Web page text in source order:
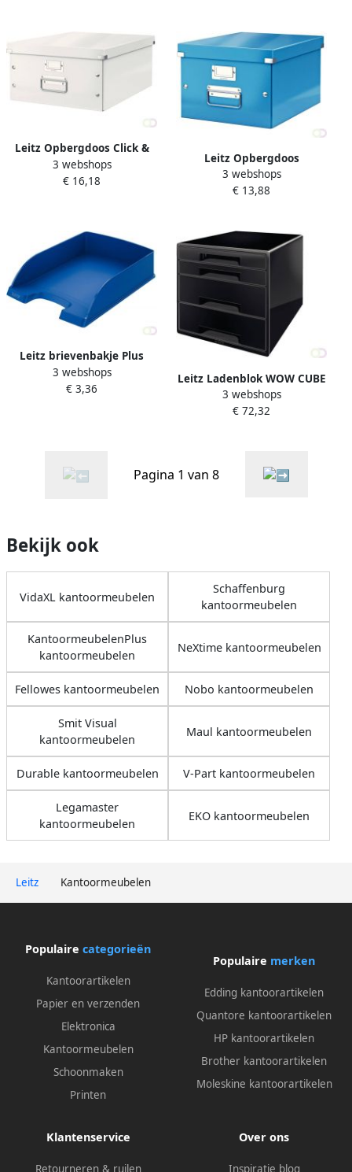
Leitz Kantoormeubelen
Leitz Opbergdoos Click &
Store WOW groot
350x188x450mm wit
3 webshops
€ 16,18
Leitz Opbergdoos
Click&Store WOW middel
gerecycled karton
3 webshops
€ 13,88
Leitz brievenbakje Plus
5227 Standaard blauw
3 webshops
€ 3,36
Leitz Ladenblok WOW CUBE
A4 maxi 4 laden zwart
3 webshops
€ 72,32
Pagina 1 van 8
Bekijk ook
VidaXL kantoormeubelen
Schaffenburg
kantoormeubelen
KantoormeubelenPlus
kantoormeubelen
NeXtime kantoormeubelen
Fellowes kantoormeubelen Nobo kantoormeubelen
Smit Visual
kantoormeubelen
Maul kantoormeubelen
Durable kantoormeubelen V-Part kantoormeubelen
Legamaster
kantoormeubelen
EKO kantoormeubelen
Populaire categorieën
Kantoorartikelen
Papier en verzenden
Elektronica
Kantoormeubelen
Schoonmaken
Printen
Populaire merken
Edding kantoorartikelen
Quantore kantoorartikelen
HP kantoorartikelen
Brother kantoorartikelen
Moleskine kantoorartikelen
Klantenservice
Retourneren & ruilen
Over ons
Inspiratie blog